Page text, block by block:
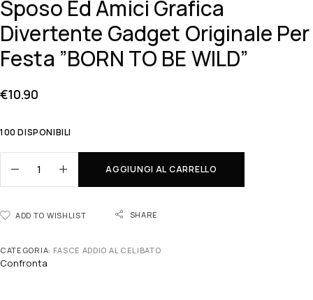
Sposo Ed Amici Grafica
Divertente Gadget Originale Per
Festa ”BORN TO BE WILD”
€10.90
100 DISPONIBILI
AGGIUNGI AL CARRELLO
ADD TO WISHLIST SHARE
CATEGORIA: FASCE ADDIO AL CELIBATO
Confronta